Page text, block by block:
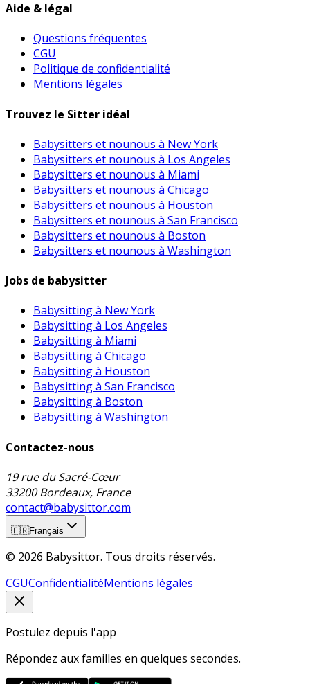
Aide & légal
Questions fréquentes
CGU
Politique de confidentialité
Mentions légales
Trouvez le Sitter idéal
Babysitters et nounous à New York
Babysitters et nounous à Los Angeles
Babysitters et nounous à Miami
Babysitters et nounous à Chicago
Babysitters et nounous à Houston
Babysitters et nounous à San Francisco
Babysitters et nounous à Boston
Babysitters et nounous à Washington
Jobs de babysitter
Babysitting à New York
Babysitting à Los Angeles
Babysitting à Miami
Babysitting à Chicago
Babysitting à Houston
Babysitting à San Francisco
Babysitting à Boston
Babysitting à Washington
Contactez-nous
19 rue du Sacré-Cœur
33200 Bordeaux, France
contact@babysittor.com
🇫🇷Français
© 2026 Babysittor. Tous droits réservés.
CGUConfidentialitéMentions légales
Postulez depuis l'app
Répondez aux familles en quelques secondes.